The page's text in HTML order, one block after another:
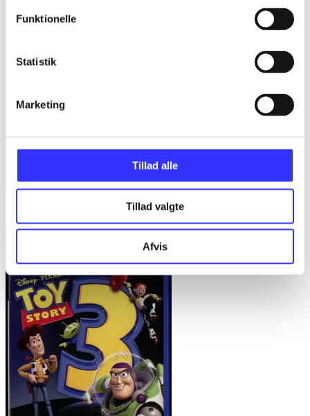
Funktionelle
Statistik
Marketing
Tillad alle
Tillad valgte
Afvis